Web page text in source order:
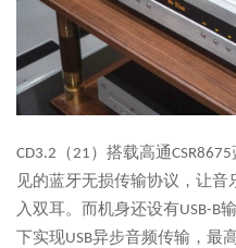
CD3.2（21）搭载高通
见的蓝牙无损传输协议，让
入双耳。而机身还设有USB-B
下实现USB异步音频传输，最